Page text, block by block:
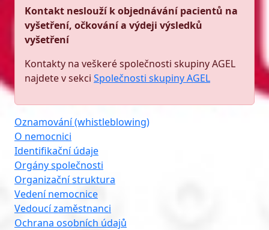
Kontakt neslouží k objednávání pacientů na
vyšetření, očkování a výdeji výsledků
vyšetření
Kontakty na veškeré společnosti skupiny AGEL
najdete v sekci Společnosti skupiny AGEL
Oznamování (whistleblowing)
O nemocnici
Identifikační údaje
Orgány společnosti
Organizační struktura
Vedení nemocnice
Vedoucí zaměstnanci
Ochrana osobních údajů